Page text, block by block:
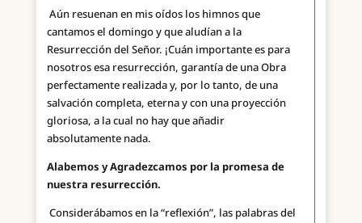
Aún resuenan en mis oídos los himnos que
cantamos el domingo y que aludían a la
Resurrección del Señor. ¡Cuán importante es para
nosotros esa resurrección, garantía de una Obra
perfectamente realizada y, por lo tanto, de una
salvación completa, eterna y con una proyección
gloriosa, a la cual no hay que añadir
absolutamente nada.
Alabemos y Agradezcamos por la promesa de
nuestra resurrección.
Considerábamos en la “reflexión”, las palabras del